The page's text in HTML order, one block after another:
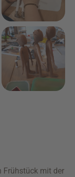
Frühstück mit der